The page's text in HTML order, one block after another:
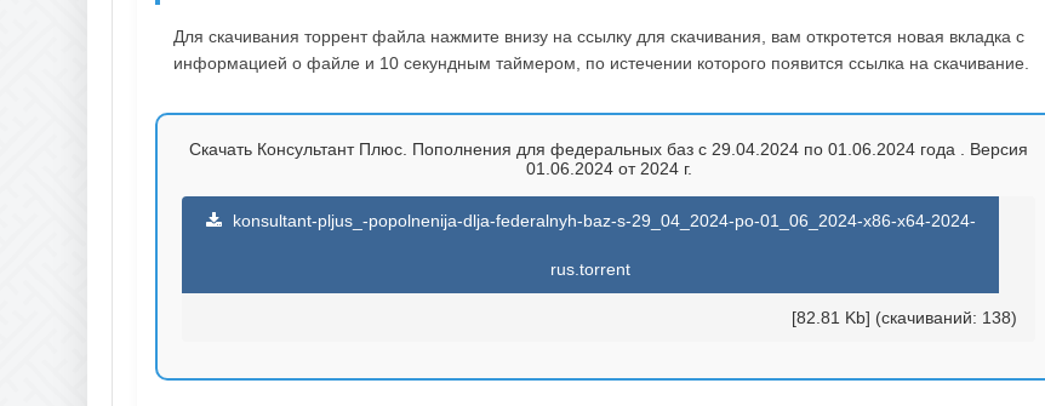
Для скачивания торрент файла нажмите внизу на ссылку для скачивания, вам откротется новая вкладка с
информацией о файле и 10 секундным таймером, по истечении которого появится ссылка на скачивание.
Скачать Консультант Плюс. Пополнения для федеральных баз с 29.04.2024 по 01.06.2024 года . Версия
01.06.2024 от 2024 г.
konsultant-pljus_-popolnenija-dlja-federalnyh-baz-s-29_04_2024-po-01_06_2024-x86-x64-2024-
rus.torrent
[82.81 Kb] (cкачиваний: 138)